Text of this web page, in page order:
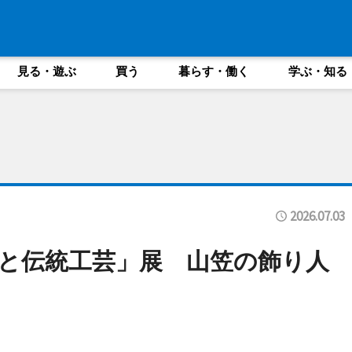
見る・遊ぶ 買う 暮らす・働く 学ぶ・知る
2026.07.03
伝統工芸」展 山笠の飾り人